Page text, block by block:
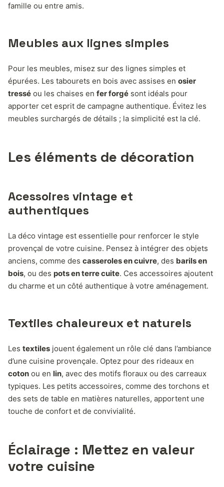
famille ou entre amis.
Meubles aux lignes simples
Pour les meubles, misez sur des lignes simples et
épurées. Les tabourets en bois avec assises en osier
tressé ou les chaises en fer forgé sont idéals pour
apporter cet esprit de campagne authentique. Évitez les
meubles surchargés de détails ; la simplicité est la clé.
Les éléments de décoration
Acessoires vintage et
authentiques
La déco vintage est essentielle pour renforcer le style
provençal de votre cuisine. Pensez à intégrer des objets
anciens, comme des casseroles en cuivre, des barils en
bois, ou des pots en terre cuite. Ces accessoires ajoutent
du charme et un côté authentique à votre aménagement.
Textiles chaleureux et naturels
Les textiles jouent également un rôle clé dans l’ambiance
d’une cuisine provençale. Optez pour des rideaux en
coton ou en lin, avec des motifs floraux ou des carreaux
typiques. Les petits accessoires, comme des torchons et
des sets de table en matières naturelles, apportent une
touche de confort et de convivialité.
Éclairage : Mettez en valeur
votre cuisine